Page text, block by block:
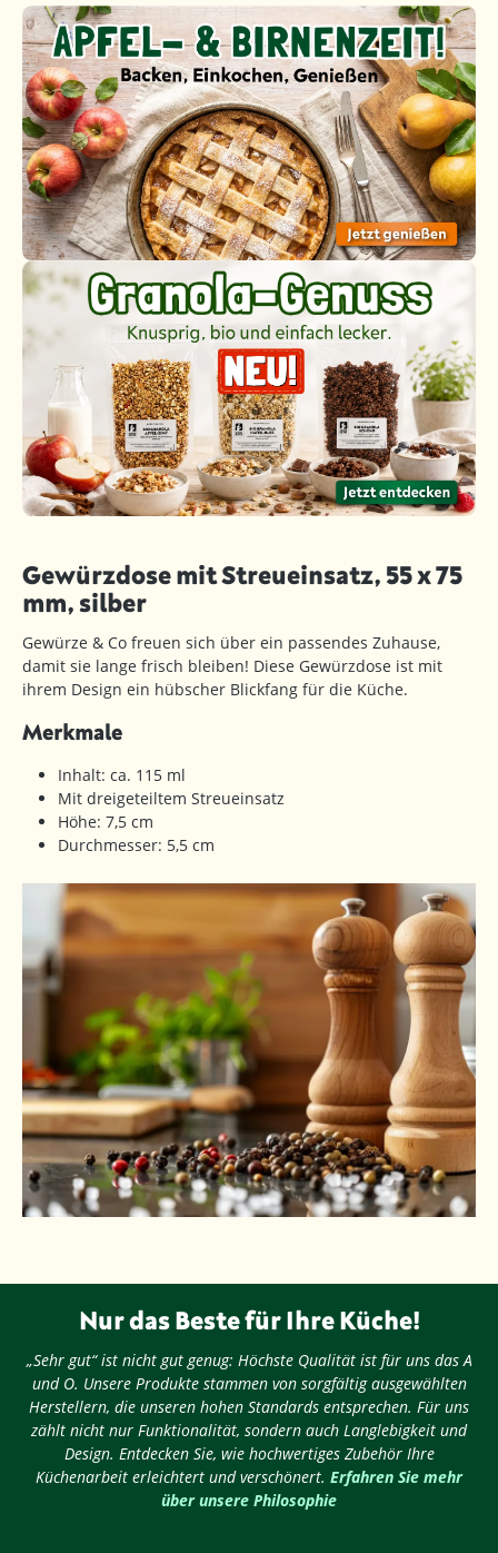
Gewürzdose mit Streueinsatz, 55 x 75
mm, silber
Gewürze & Co freuen sich über ein passendes Zuhause,
damit sie lange frisch bleiben! Diese Gewürzdose ist mit
ihrem Design ein hübscher Blickfang für die Küche.
Merkmale
Inhalt: ca. 115 ml
Mit dreigeteiltem Streueinsatz
Höhe: 7,5 cm
Durchmesser: 5,5 cm
Nur das Beste für Ihre Küche!
„Sehr gut“ ist nicht gut genug: Höchste Qualität ist für uns das A
und O. Unsere Produkte stammen von sorgfältig ausgewählten
Herstellern, die unseren hohen Standards entsprechen. Für uns
zählt nicht nur Funktionalität, sondern auch Langlebigkeit und
Design. Entdecken Sie, wie hochwertiges Zubehör Ihre
Küchenarbeit erleichtert und verschönert. Erfahren Sie mehr
über unsere Philosophie